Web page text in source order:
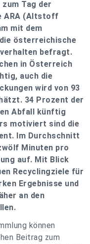
Tag der
ARA (Altstoff
mit dem
österreichische
befragt.
in Österreich
auch die
wird von 93
34 Prozent der
Abfall künftig
motiviert sind die
Im Durchschnitt
Minuten pro
auf. Mit Blick
Recyclingziele für
Ergebnisse und
an den
können
Beitrag zum